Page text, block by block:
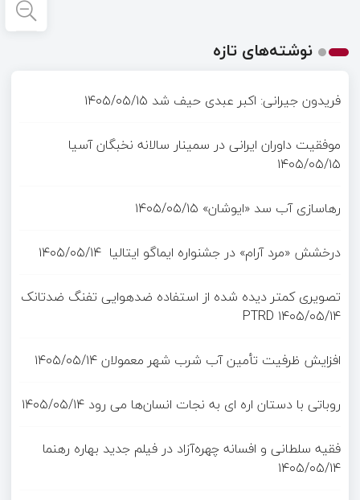
نوشته‌های تازه
فریدون جیرانی: اکبر عبدی حیف شد ۱۴۰۵/۰۵/۱۵
موفقیت داوران ایرانی در سمینار سالانه نخبگان آسیا
۱۴۰۵/۰۵/۱۵
رهاسازی آب سد «ایوشان» ۱۴۰۵/۰۵/۱۵
درخشش «مرد آرام» در جشنواره ایماگو ایتالیا ۱۴۰۵/۰۵/۱۴
تصویری کمتر دیده شده از استفاده ضدهوایی تفنگ ضدتانک
PTRD ۱۴۰۵/۰۵/۱۴
افزایش ظرفیت تأمین آب شرب شهر معمولان۱۴۰۵/۰۵/۱۴
روباتی با دستان اره ای به نجات انسان‌ها می رود ۱۴۰۵/۰۵/۱۴
فقیه سلطانی و افسانه چهره‌آزاد در فیلم جدید بهاره رهنما
۱۴۰۵/۰۵/۱۴